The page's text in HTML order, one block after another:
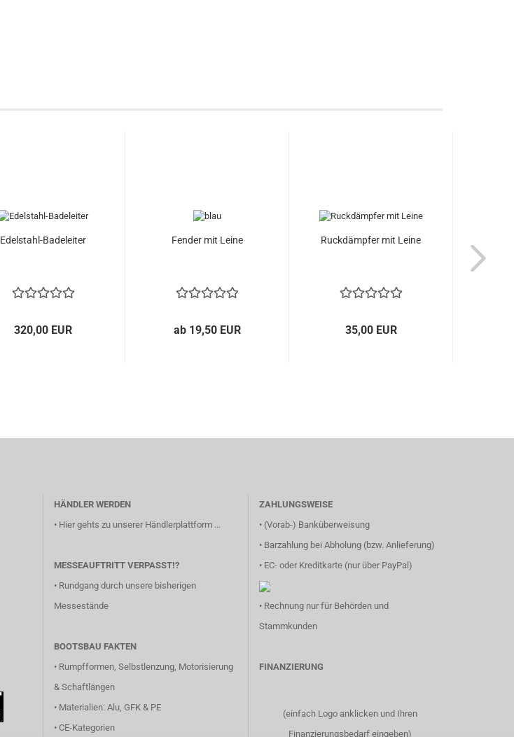
Edelstahl-Badeleiter
320,00 EUR
Fender mit Leine
ab 19,50 EUR
Ruckdämpfer mit Leine
35,00 EUR
HÄNDLER WERDEN
• Hier gehts zu unserer Händlerplattform ...
MESSEAUFTRITT VERPASST!?
• Rundgang durch unsere bisherigen
Messestände
BOOTSBAU FAKTEN
• Rumpfformen, Selbstlenzung, Motorisierung
& Schaftlängen
• Materialien: Alu, GFK & PE
• CE-Kategorien
ZAHLUNGSWEISE
• (Vorab-) Banküberweisung
• Barzahlung bei Abholung (bzw. Anlieferung)
• EC- oder Kreditkarte (nur über PayPal)
• Rechnung nur für Behörden und
Stammkunden
FINANZIERUNG
(einfach Logo anklicken und Ihren
Finanzierungsbedarf eingeben)